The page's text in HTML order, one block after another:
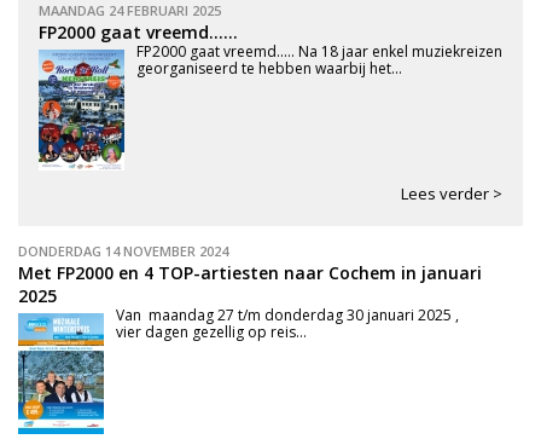
MAANDAG 24 FEBRUARI 2025
FP2000 gaat vreemd......
FP2000 gaat vreemd..... Na 18 jaar enkel muziekreizen
georganiseerd te hebben waarbij het...
Lees verder >
DONDERDAG 14 NOVEMBER 2024
Met FP2000 en 4 TOP-artiesten naar Cochem in januari
2025
Van maandag 27 t/m donderdag 30 januari 2025 ,
vier dagen gezellig op reis...